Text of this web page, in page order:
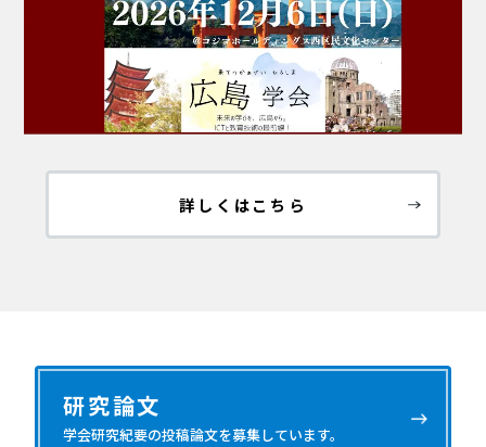
詳しくはこちら
研究論文
学会研究紀要の投稿論文を募集しています。